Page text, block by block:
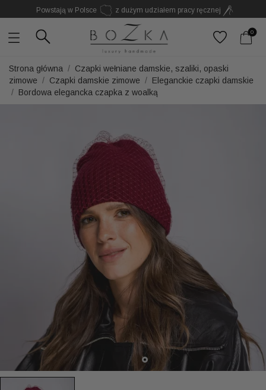
Powstają w Polsce z dużym udziałem pracy ręcznej
Twój znak rozpoznawczy. Nie kolejny dodatek 0
Strona główna
Czapki wełniane damskie, szaliki, opaski
zimowe
Czapki damskie zimowe
Eleganckie czapki damskie
Bordowa elegancka czapka z woalką